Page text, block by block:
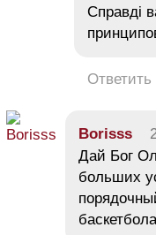
Справді
Ответить
Borisss
Дай Бог
больших